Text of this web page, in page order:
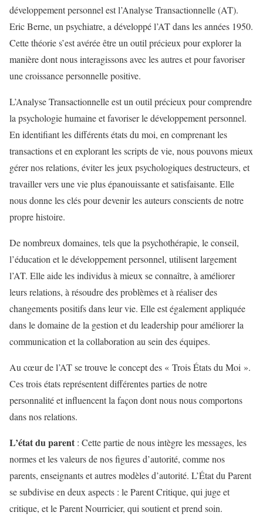
développement personnel est l’Analyse Transactionnelle (AT).
Eric Berne, un psychiatre, a développé l’AT dans les années 1950.
Cette théorie s’est avérée être un outil précieux pour explorer la
manière dont nous interagissons avec les autres et pour favoriser
une croissance personnelle positive.
L’Analyse Transactionnelle est un outil précieux pour comprendre
la psychologie humaine et favoriser le développement personnel.
En identifiant les différents états du moi, en comprenant les
transactions et en explorant les scripts de vie, nous pouvons mieux
gérer nos relations, éviter les jeux psychologiques destructeurs, et
travailler vers une vie plus épanouissante et satisfaisante. Elle
nous donne les clés pour devenir les auteurs conscients de notre
propre histoire.
De nombreux domaines, tels que la psychothérapie, le conseil,
l’éducation et le développement personnel, utilisent largement
l’AT. Elle aide les individus à mieux se connaître, à améliorer
leurs relations, à résoudre des problèmes et à réaliser des
changements positifs dans leur vie. Elle est également appliquée
dans le domaine de la gestion et du leadership pour améliorer la
communication et la collaboration au sein des équipes.
Au cœur de l’AT se trouve le concept des « Trois États du Moi ».
Ces trois états représentent différentes parties de notre
personnalité et influencent la façon dont nous nous comportons
dans nos relations.
L’état du parent : Cette partie de nous intègre les messages, les
normes et les valeurs de nos figures d’autorité, comme nos
parents, enseignants et autres modèles d’autorité. L’État du Parent
se subdivise en deux aspects : le Parent Critique, qui juge et
critique, et le Parent Nourricier, qui soutient et prend soin.